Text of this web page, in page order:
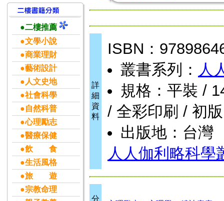
●二樓推薦
●文學小說
●商業理財
●藝術設計
●人文史地
●社會科學
●自然科普
●心理勵志
●醫療保健
●飲 食
●生活風格
●旅 遊
●宗教命理
詳
細
資
料
ISBN：
叢書系列： 人
規格：平裝 /
/ 全彩印刷 / 初版
出版地：台灣
人人伽利略科學
分